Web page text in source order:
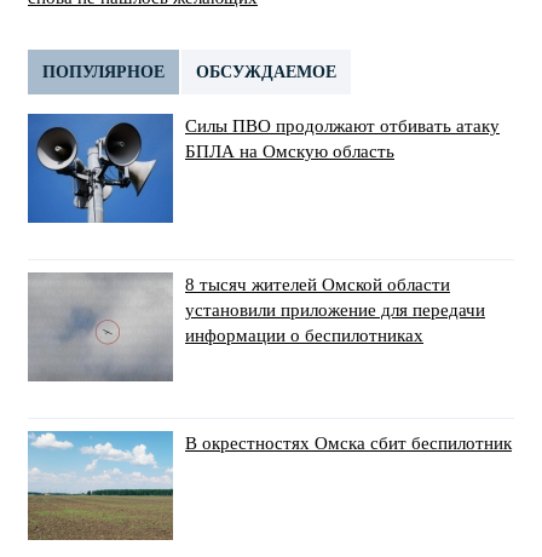
ПОПУЛЯРНОЕ ОБСУЖДАЕМОЕ
Силы ПВО продолжают отбивать атаку
БПЛА на Омскую область
8 тысяч жителей Омской области
установили приложение для передачи
информации о беспилотниках
В окрестностях Омска сбит беспилотник